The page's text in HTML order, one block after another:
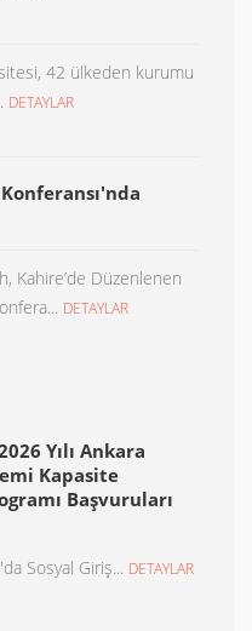
42 ülkeden kurumu
DETAYLAR
Kahire’de Düzenlenen
DETAYLAR
Yılı Ankara
Kapasite
Başvuruları
Sosyal Giriş... DETAYLAR